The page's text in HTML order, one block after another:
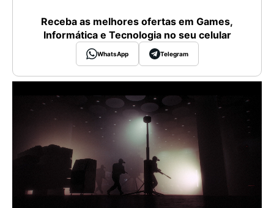
Receba as melhores ofertas em Games,
Informática e Tecnologia no seu celular
WhatsApp Telegram